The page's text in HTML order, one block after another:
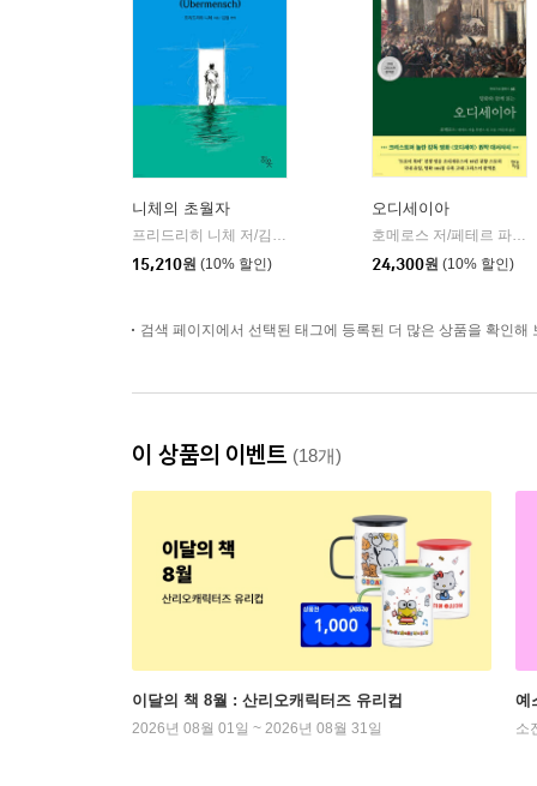
니체의 초월자
프리드리히 니체 저/김철 편역
15,210원 (10% 할인)
오디세이아
호메로스 저/페테르 파울 루벤스 그림/박문재 역
24,300원 (10% 할인)
검색 페이지에서 선택된 태그에 등록된 더 많은 상품을 확인해
이 상품의 이벤트 (18개)
이달의 책 8월 : 산리오캐릭터즈 유리컵
2026년 08월 01일 ~ 2026년 08월 31일
예
소